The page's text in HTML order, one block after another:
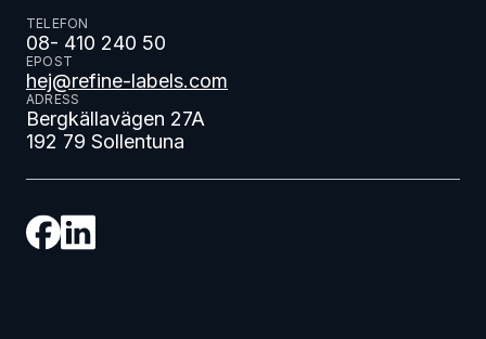
TELEFON
08- 410 240 50
EPOST
hej@refine-labels.com
ADRESS
Bergkällavägen 27A
192 79 Sollentuna